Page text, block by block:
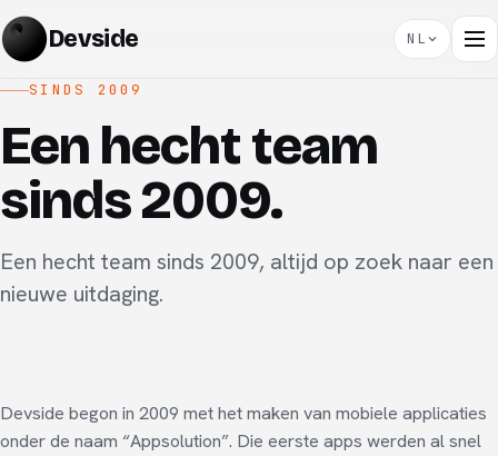
Devside NL
SINDS 2009
Een hecht team
sinds 2009.
Een hecht team sinds 2009, altijd op zoek naar een
nieuwe uitdaging.
Devside begon in 2009 met het maken van mobiele applicaties
onder de naam “Appsolution”. Die eerste apps werden al snel